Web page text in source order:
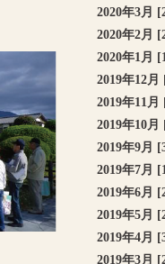
2020年3月
2020年2月
2020年1月
2019年12月
2019年11月
2019年10月
2019年9月
2019年7月
2019年6月
2019年5月
2019年4月
2019年3月